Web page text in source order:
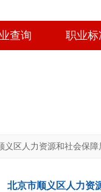
查询 职业标
义区人力资源和社会保障
北京市顺义区人力资